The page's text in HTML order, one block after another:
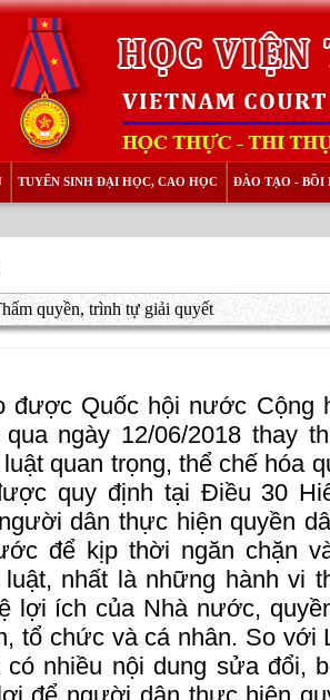
TUYỂN SINH ĐẠI HỌC, CAO HỌC ĐÀO TẠO - BỒI
quyền, trình tự giải quyết
được Quốc hội nước Cộng
ngày 12/06/2018 thay
luật quan trọng, thể chế hóa
quy định tại Điều 30
dân thực hiện quyền
để kịp thời ngăn chặn
luật, nhất là những hành vi
lợi ích của Nhà nước,
tổ chức và cá nhân. So với
nhiều nội dung sửa đổi,